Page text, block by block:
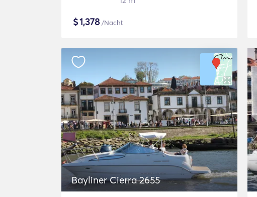
$1,378/Nacht
Bayliner Cierra 2655